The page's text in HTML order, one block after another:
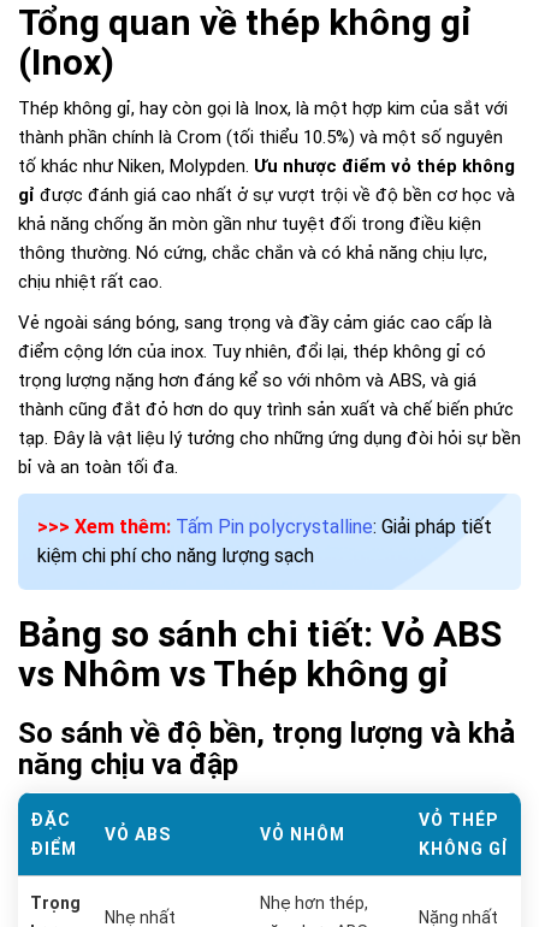
Tổng quan về thép không gỉ
(Inox)
Thép không gỉ, hay còn gọi là Inox, là một hợp kim của sắt với
thành phần chính là Crom (tối thiểu 10.5%) và một số nguyên
tố khác như Niken, Molypden. Ưu nhược điểm vỏ thép không
gỉ được đánh giá cao nhất ở sự vượt trội về độ bền cơ học và
khả năng chống ăn mòn gần như tuyệt đối trong điều kiện
thông thường. Nó cứng, chắc chắn và có khả năng chịu lực,
chịu nhiệt rất cao.
Vẻ ngoài sáng bóng, sang trọng và đầy cảm giác cao cấp là
điểm cộng lớn của inox. Tuy nhiên, đổi lại, thép không gỉ có
trọng lượng nặng hơn đáng kể so với nhôm và ABS, và giá
thành cũng đắt đỏ hơn do quy trình sản xuất và chế biến phức
tạp. Đây là vật liệu lý tưởng cho những ứng dụng đòi hỏi sự bền
bỉ và an toàn tối đa.
>>> Xem thêm: Tấm Pin polycrystalline: Giải pháp tiết
kiệm chi phí cho năng lượng sạch
Bảng so sánh chi tiết: Vỏ ABS
vs Nhôm vs Thép không gỉ
So sánh về độ bền, trọng lượng và khả
năng chịu va đập
ĐẶC
ĐIỂM
VỎ ABS VỎ NHÔM
VỎ THÉP
KHÔNG GỈ
Trọng
Nhẹ nhất
Nhẹ hơn thép,
Nặng nhất